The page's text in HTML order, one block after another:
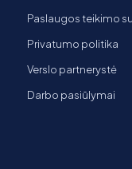
Paslaugos teikimo
Privatumo politika
Verslo partnerystė
Darbo pasiūlymai